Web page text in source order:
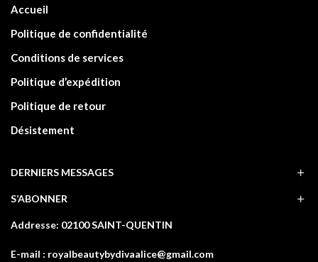
Accueil
Politique de confidentialité
Conditions de services
Politique d’expédition
Politique de retour
Désistement
DERNIERS MESSAGES
S’ABONNER
Addresse: 02100 SAINT-QUENTIN
E-mail : royalbeautybydivaalice@gmail.com